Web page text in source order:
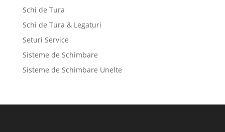
Schi de Tura
Schi de Tura & Legaturi
Seturi Service
Sisteme de Schimbare
Sisteme de Schimbare Unelte